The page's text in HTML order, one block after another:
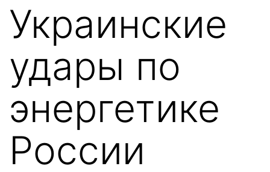
Украинские
удары по
энергетике
России